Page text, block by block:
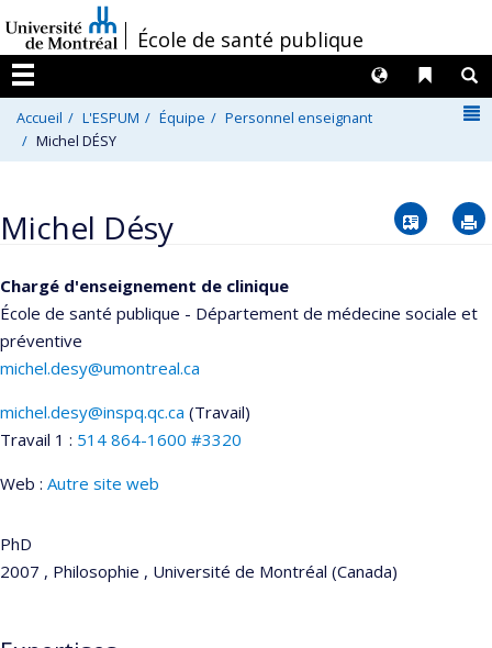
au
contenu
/École de santé publique
Menu
Liens
Langues
Accueil L'ESPUM Équipe
Personnel enseignant
Michel DÉSY
Michel Désy Vcard
Chargé d'enseignement de clinique
École de santé publique - Département de médecine sociale et
préventive
michel.desy@umontreal.ca
Courriels
michel.desy@inspq.qc.ca (Travail)
Travail 1 : 514 864-1600 #3320
Web : Autre site web
PhD
2007 , Philosophie , Université de Montréal (Canada)